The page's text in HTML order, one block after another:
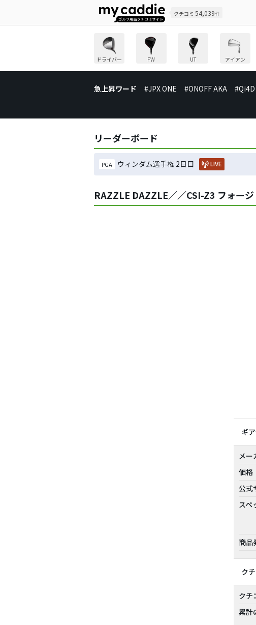
クチコミ 54,039件
ドライバー FW UT アイアン
急上昇ワード #JPX ONE #ONOFF AKA #Qi4D
リーダーボード
PGA ウィンダム選手権 2日目 LIVE
RAZZLE DAZZLE／／CSI-Z3 フォー
ギ
メー
価格
公式
スペ
商品
ク
クチ
累計